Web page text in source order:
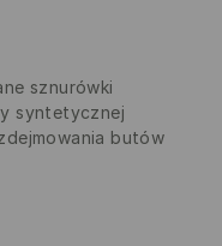
sznurówki
syntetycznej
butów